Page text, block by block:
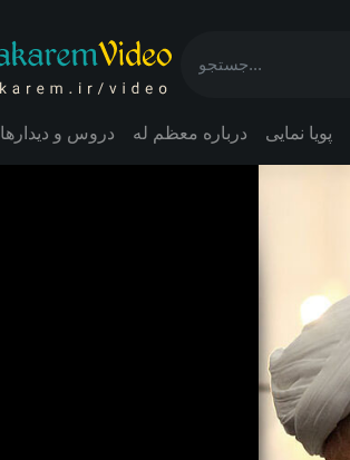
دروس و دیدارها درباره معظم له پویا نمایی